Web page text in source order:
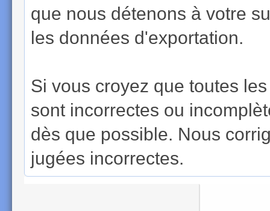
que nous détenons à votre
les données d'exportation.
Si vous croyez que toutes
sont incorrectes ou
dès que possible. Nous
jugées incorrectes.